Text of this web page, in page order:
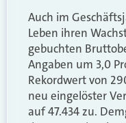
Auch im
Leben ihren
gebuchten
Angaben um 3,0
Rekordwert von
neu eingelöster
auf 47.434 zu.